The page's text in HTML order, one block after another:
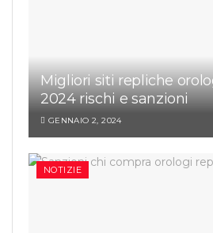
Migliori siti repliche
2024 rischi e sanzioni
GENNAIO 2, 2024
NOTIZIE